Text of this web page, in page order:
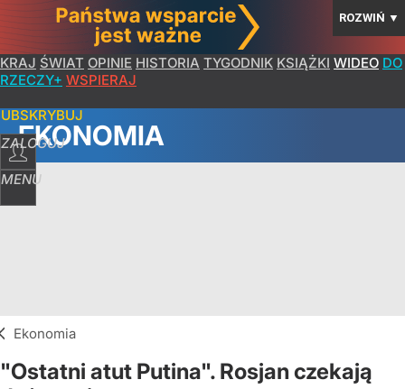
ROZWIŃ ▼
KRAJ ŚWIAT OPINIE HISTORIA TYGODNIK KSIĄŻKI WIDEO DO
RZECZY+ WSPIERAJ
ZALOGUJ
MENU
EKONOMIA
Ekonomia
"Ostatni atut Putina". Rosjan czekają